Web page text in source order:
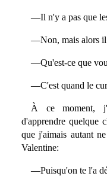
—Il n'y a pas que
—Non, mais alors il
—Qu'est-ce que
—C'est quand le
À ce moment,
d'apprendre quelque
que j'aimais autant
Valentine:
—Puisqu'on te l'a